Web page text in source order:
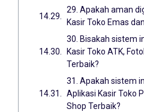
29. Apakah aman
Kasir Toko Emas
30. Bisakah sistem
Kasir Toko ATK,
Terbaik?
31. Apakah sistem
Aplikasi Kasir Toko
Shop Terbaik?